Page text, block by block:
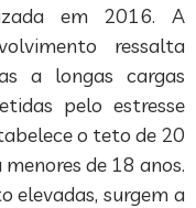
em 2016. A
ressalta
a longas cargas
pelo estresse
o teto de 20
de 18 anos.
elevadas, surgem a